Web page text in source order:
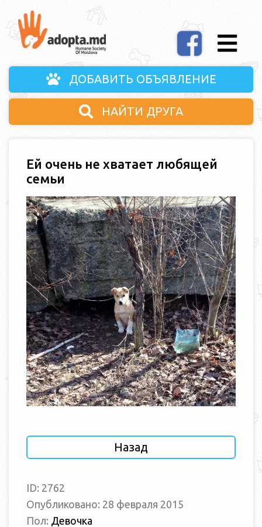
ДОБАВИТЬ ОБЪЯВЛЕНИЕ
НАЙТИ ДРУГА
Eй очень не хватает любящей
семьи
Назад
ID: 2762
Опубликовано: 28 февраля 2015
Пол: Девочка